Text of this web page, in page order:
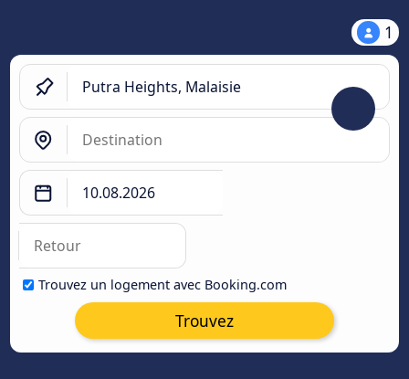
1
Trouvez un logement avec Booking.com
Trouvez